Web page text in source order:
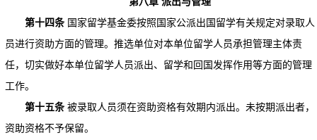
第十四条国家留学基金委按照国家公派出国留学有关规定对录取人
员进行资助方面的管理。推选单位对本单位留学人员承担管理主体责
任，切实做好本单位留学人员派出、留学和回国发挥作用等方面的管理
工作。
第十五条被录取人员须在资助资格有效期内派出。未按期派出者，
资助资格不予保留。